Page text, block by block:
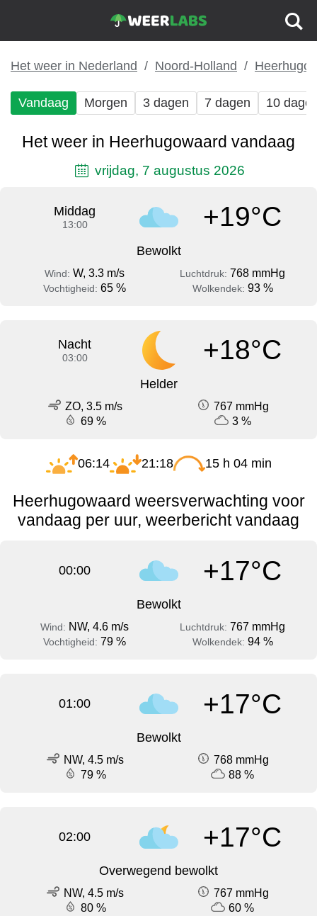
Het weer in Nederland Noord-Holland
Vandaag Morgen 3 dagen 7 dagen 10
Het weer in Heerhugowaard vandaag
vrijdag, 7 augustus 2026
Middag
13:00 +19°C
Bewolkt
Wind: W, 3.3 m/s Luchtdruk: 768 mmHg
Vochtigheid: 65 % Wolkendek: 93 %
Nacht
03:00 +18°C
Helder
ZO, 3.5 m/s
767 mmHg
69 %
3 %
06:14 21:18 15 h 04 min
Heerhugowaard weersverwachting voor
vandaag per uur, weerbericht vandaag
00:00 +17°C
Bewolkt
Wind: NW, 4.6 m/s Luchtdruk: 767 mmHg
Vochtigheid: 79 % Wolkendek: 94 %
01:00 +17°C
Bewolkt
NW, 4.5 m/s
768 mmHg
79 %
88 %
02:00 +17°C
Overwegend bewolkt
NW, 4.5 m/s
767 mmHg
80 %
60 %